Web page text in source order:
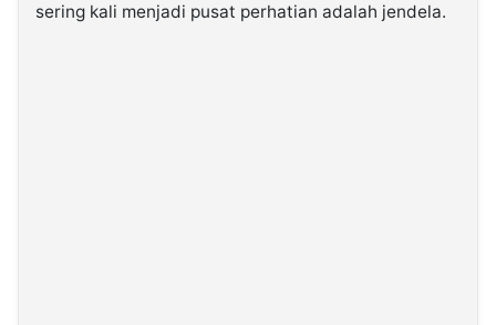
Holding
sering kali menjadi pusat perhatian adalah jendela.